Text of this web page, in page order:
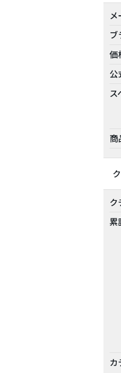
メ
ブ
価
公
ス
商
ク
累
カ